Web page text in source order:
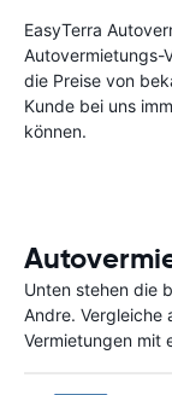
EasyTerra
Autovermietungs-
die Preise von
Kunde bei uns
können.
Unten stehen die
Andre. Vergleiche
Vermietungen mit